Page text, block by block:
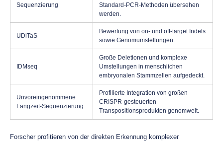
Sequenzierung
Standard-PCR-Methoden übersehen
werden.
UDiTaS
Bewertung von on- und off-target Indels
sowie Genomumstellungen.
IDMseq
Große Deletionen und komplexe
Umstellungen in menschlichen
embryonalen Stammzellen aufgedeckt.
Unvoreingenommene
Langzeit-Sequenzierung
Profilierte Integration von großen
CRISPR-gesteuerten
Transpositionsprodukten genomweit.
Forscher profitieren von der direkten Erkennung komplexer